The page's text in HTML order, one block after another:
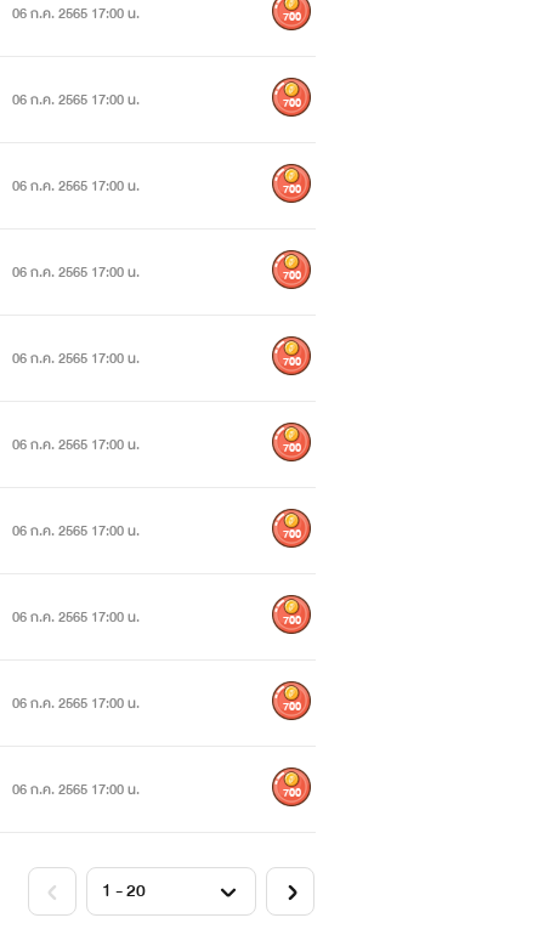
06 ก.ค. 2565 17:00 น. 700
06 ก.ค. 2565 17:00 น. 700
06 ก.ค. 2565 17:00 น. 700
06 ก.ค. 2565 17:00 น. 700
06 ก.ค. 2565 17:00 น. 700
06 ก.ค. 2565 17:00 น. 700
06 ก.ค. 2565 17:00 น. 700
06 ก.ค. 2565 17:00 น. 700
06 ก.ค. 2565 17:00 น. 700
06 ก.ค. 2565 17:00 น. 700